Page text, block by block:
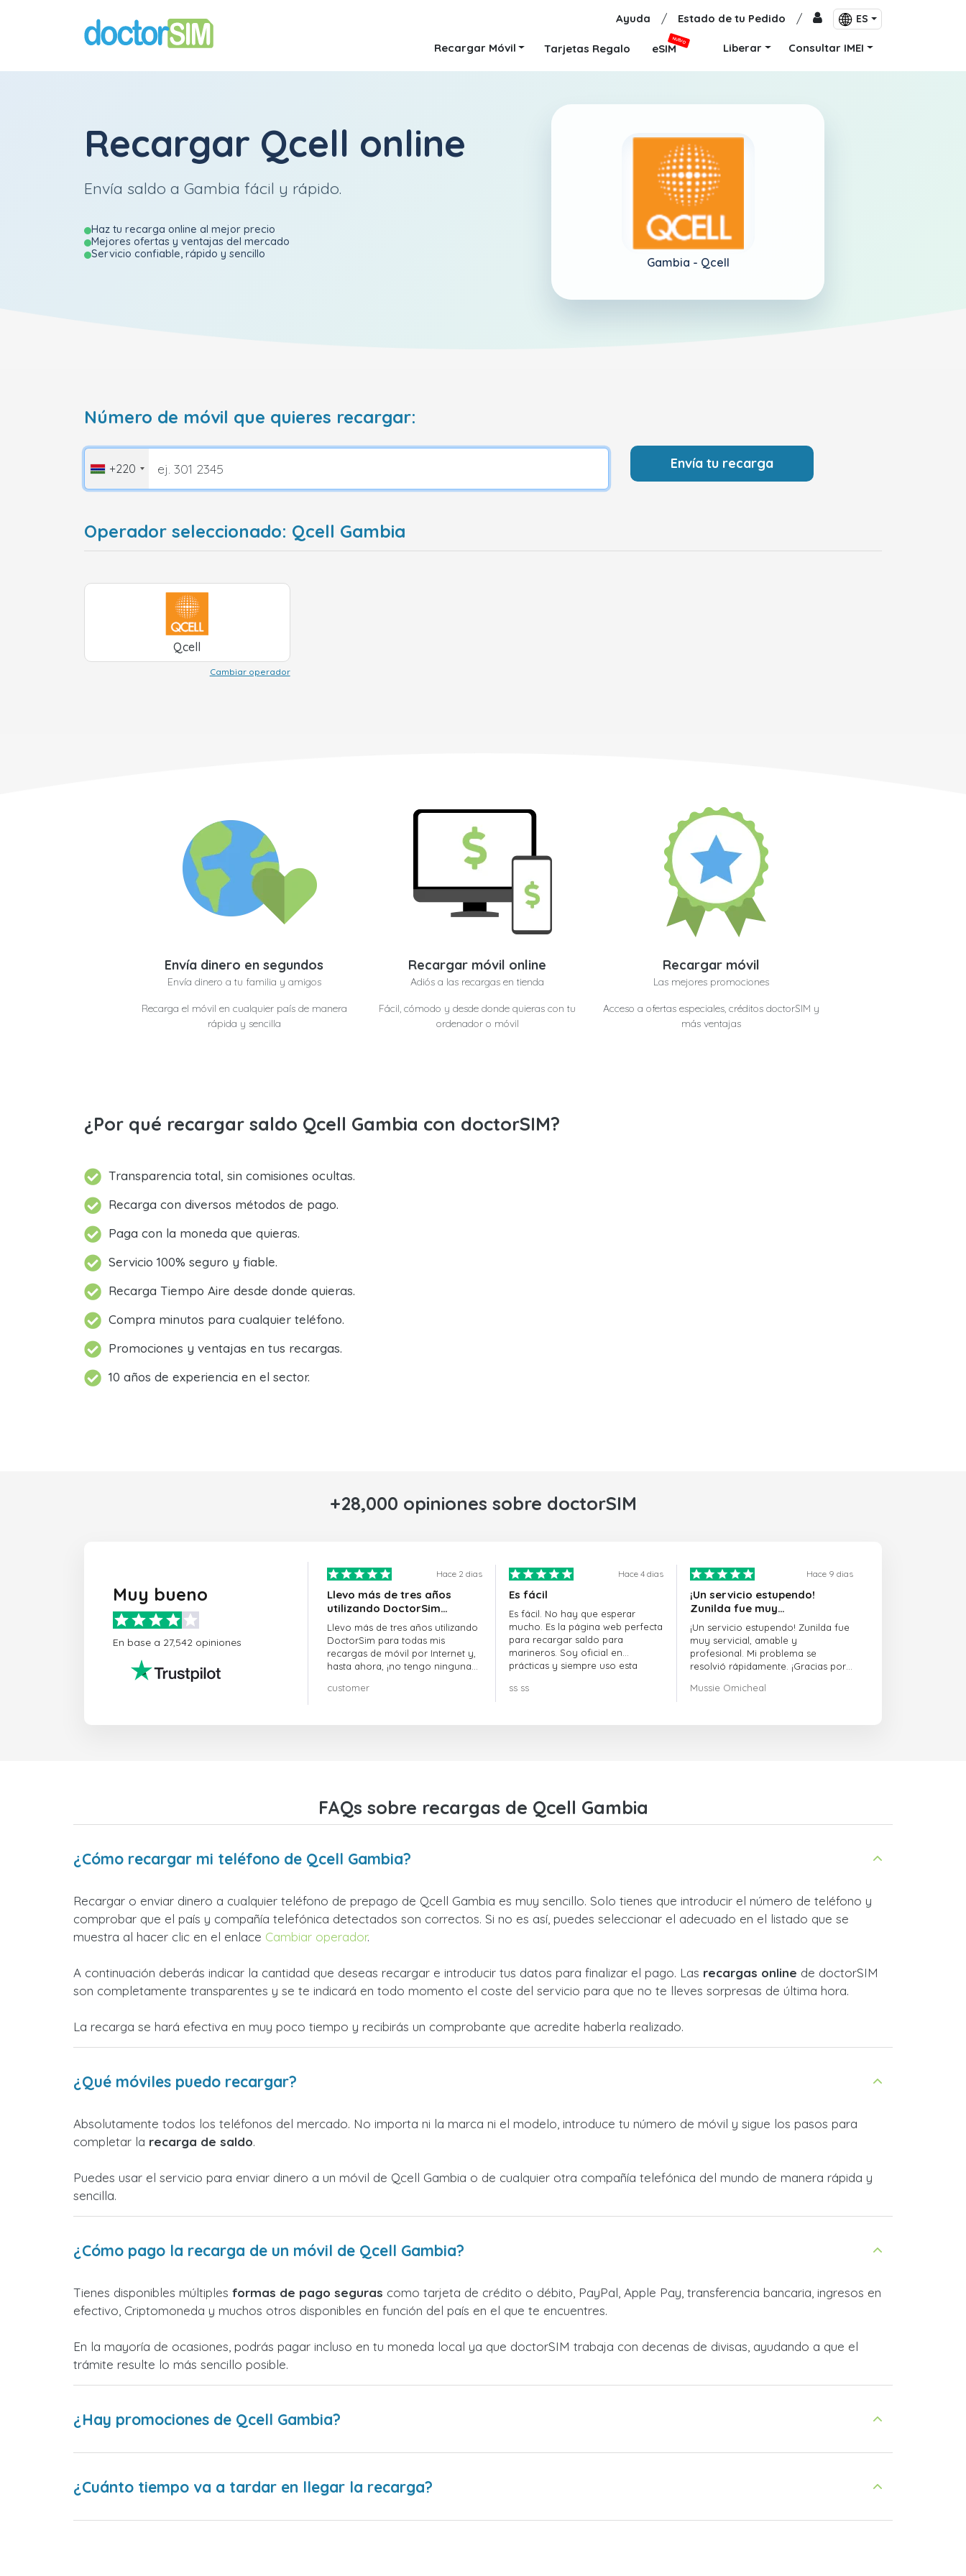
Ayuda / Estado de tu Pedido / ES
Recargar Móvil Tarjetas Regalo eSIM
NUEVO
Liberar Consultar IMEI
Recargar Qcell online
Envía saldo a Gambia fácil y rápido.
Haz tu recarga online al mejor precio
Mejores ofertas y ventajas del mercado
Servicio confiable, rápido y sencillo
Gambia - Qcell
Número de móvil que quieres recargar:
+220 Envía tu recarga
Operador seleccionado: Qcell Gambia
Qcell
Cambiar operador
Envía dinero en segundos
Envía dinero a tu familia y amigos
Recarga el móvil en cualquier país de manera
rápida y sencilla
Recargar móvil online
Adiós a las recargas en tienda
Fácil, cómodo y desde donde quieras con tu
ordenador o móvil
Recargar móvil
Las mejores promociones
Acceso a ofertas especiales, créditos doctorSIM y
más ventajas
¿Por qué recargar saldo Qcell Gambia con doctorSIM?
Transparencia total, sin comisiones ocultas.
Recarga con diversos métodos de pago.
Paga con la moneda que quieras.
Servicio 100% seguro y fiable.
Recarga Tiempo Aire desde donde quieras.
Compra minutos para cualquier teléfono.
Promociones y ventajas en tus recargas.
10 años de experiencia en el sector.
+28,000 opiniones sobre doctorSIM
Muy bueno
En base a 27,542 opiniones
Hace 2 dias
Llevo más de tres años
utilizando DoctorSim…
Llevo más de tres años utilizando
DoctorSim para todas mis
recargas de móvil por Internet y,
hasta ahora, ¡no tengo ninguna
customer
Hace 4 dias
Es fácil
Es fácil. No hay que esperar
mucho. Es la página web perfecta
para recargar saldo para
marineros. Soy oficial en
prácticas y siempre uso esta
ss ss
Hace 9 dias
¡Un servicio estupendo!
Zunilda fue muy…
¡Un servicio estupendo! Zunilda fue
muy servicial, amable y
profesional. Mi problema se
resolvió rápidamente. ¡Gracias por
Mussie Omicheal
FAQs sobre recargas de Qcell Gambia
¿Cómo recargar mi teléfono de Qcell Gambia?
Recargar o enviar dinero a cualquier teléfono de prepago de Qcell Gambia es muy sencillo. Solo tienes que introducir el número de teléfono y
comprobar que el país y compañía telefónica detectados son correctos. Si no es así, puedes seleccionar el adecuado en el listado que se
muestra al hacer clic en el enlace Cambiar operador.
A continuación deberás indicar la cantidad que deseas recargar e introducir tus datos para finalizar el pago. Las recargas online de doctorSIM
son completamente transparentes y se te indicará en todo momento el coste del servicio para que no te lleves sorpresas de última hora.
La recarga se hará efectiva en muy poco tiempo y recibirás un comprobante que acredite haberla realizado.
¿Qué móviles puedo recargar?
Absolutamente todos los teléfonos del mercado. No importa ni la marca ni el modelo, introduce tu número de móvil y sigue los pasos para
completar la recarga de saldo.
Puedes usar el servicio para enviar dinero a un móvil de Qcell Gambia o de cualquier otra compañía telefónica del mundo de manera rápida y
sencilla.
¿Cómo pago la recarga de un móvil de Qcell Gambia?
Tienes disponibles múltiples formas de pago seguras como tarjeta de crédito o débito, PayPal, Apple Pay, transferencia bancaria, ingresos en
efectivo, Criptomoneda y muchos otros disponibles en función del país en el que te encuentres.
En la mayoría de ocasiones, podrás pagar incluso en tu moneda local ya que doctorSIM trabaja con decenas de divisas, ayudando a que el
trámite resulte lo más sencillo posible.
¿Hay promociones de Qcell Gambia?
¿Cuánto tiempo va a tardar en llegar la recarga?